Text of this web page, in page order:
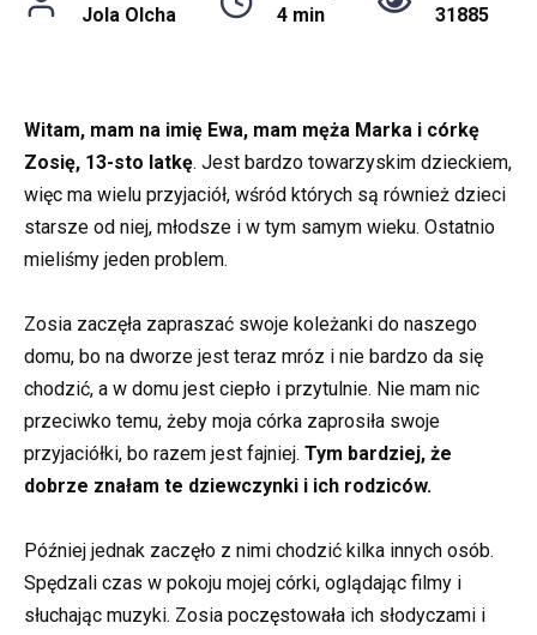
Jola Olcha 4 min 31885
Witam, mam na imię Ewa, mam męża Marka i córkę
Zosię, 13-sto latkę. Jest bardzo towarzyskim dzieckiem,
więc ma wielu przyjaciół, wśród których są również dzieci
starsze od niej, młodsze i w tym samym wieku. Ostatnio
mieliśmy jeden problem.
Zosia zaczęła zapraszać swoje koleżanki do naszego
domu, bo na dworze jest teraz mróz i nie bardzo da się
chodzić, a w domu jest ciepło i przytulnie. Nie mam nic
przeciwko temu, żeby moja córka zaprosiła swoje
przyjaciółki, bo razem jest fajniej. Tym bardziej, że
dobrze znałam te dziewczynki i ich rodziców.
Później jednak zaczęło z nimi chodzić kilka innych osób.
Spędzali czas w pokoju mojej córki, oglądając filmy i
słuchając muzyki. Zosia poczęstowała ich słodyczami i